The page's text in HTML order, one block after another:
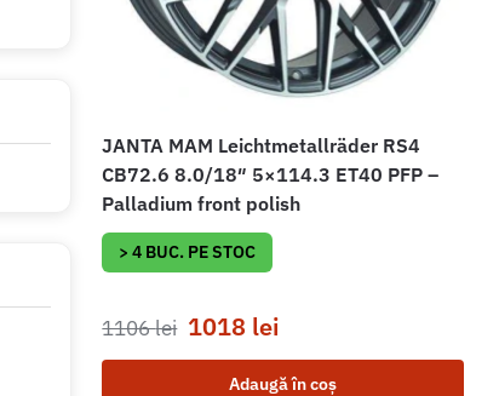
JANTA MAM Leichtmetallräder RS4
CB72.6 8.0/18″ 5×114.3 ET40 PFP –
Palladium front polish
> 4 BUC. PE STOC
1106lei 1018 lei
Adaugă în coș